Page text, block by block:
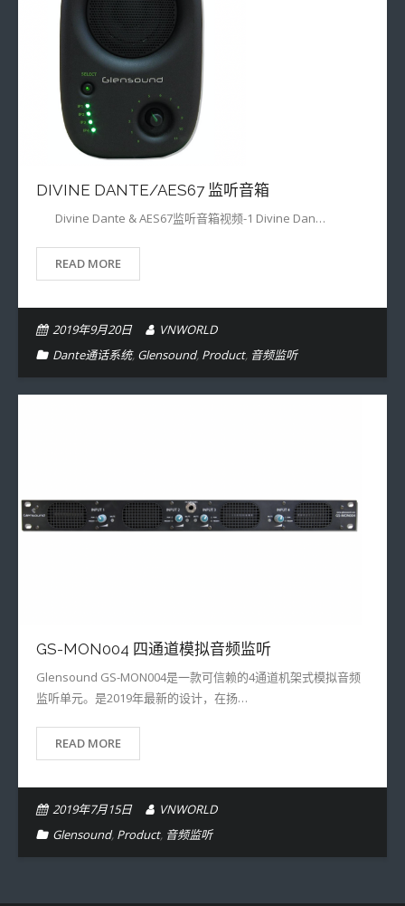
DIVINE DANTE/AES67 监听音箱
Divine Dante & AES67监听音箱视频-1 Divine Dan…
READ MORE
2019年9月20日
VNWORLD
Dante通话系统, Glensound, Product, 音频监听
GS-MON004 四通道模拟音频监听
Glensound GS-MON004是一款可信赖的4通道机架式模拟音频
监听单元。是2019年最新的设计，在扬…
READ MORE
2019年7月15日
VNWORLD
Glensound, Product, 音频监听